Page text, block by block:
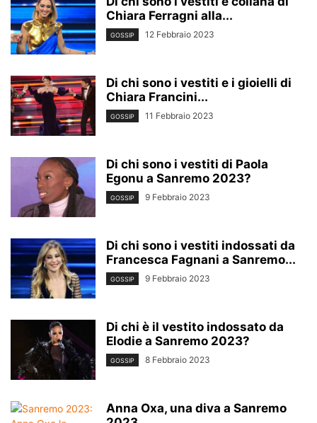
Chiara Ferragni alla...
GOSSIP 12 Febbraio 2023
Di chi sono i vestiti e i gioielli di
Chiara Francini...
GOSSIP 11 Febbraio 2023
Di chi sono i vestiti di Paola
Egonu a Sanremo 2023?
GOSSIP 9 Febbraio 2023
Di chi sono i vestiti indossati da
Francesca Fagnani a Sanremo...
GOSSIP 9 Febbraio 2023
Di chi è il vestito indossato da
Elodie a Sanremo 2023?
GOSSIP 8 Febbraio 2023
Anna Oxa, una diva a Sanremo